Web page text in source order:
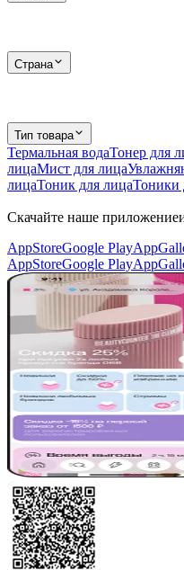
Страна
Тип товара
Термальная водаТонер для
лицаМист для лица
лицаТоник для лицаТоники
Скачайте наше приложение
AppStoreGoogle Play
AppStoreGoogle Play